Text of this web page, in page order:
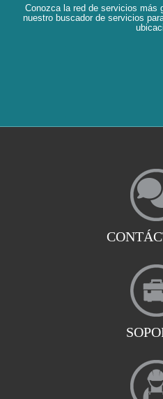
Conozca la red de servicios más
nuestro buscador de servicios